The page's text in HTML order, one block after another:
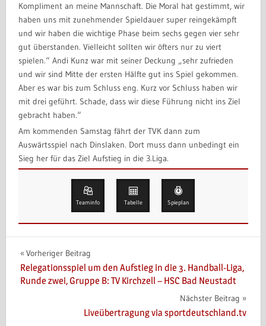
Kompliment an meine Mannschaft. Die Moral hat gestimmt, wir
haben uns mit zunehmender Spieldauer super reingekämpft
und wir haben die wichtige Phase beim sechs gegen vier sehr
gut überstanden. Vielleicht sollten wir öfters nur zu viert
spielen.“ Andi Kunz war mit seiner Deckung „sehr zufrieden
und wir sind Mitte der ersten Hälfte gut ins Spiel gekommen.
Aber es war bis zum Schluss eng. Kurz vor Schluss haben wir
mit drei geführt. Schade, dass wir diese Führung nicht ins Ziel
gebracht haben.“
Am kommenden Samstag fährt der TVK dann zum
Auswärtsspiel nach Dinslaken. Dort muss dann unbedingt ein
Sieg her für das Ziel Aufstieg in die 3.Liga.
Teaminfo Tabelle Spieplan
Beitragsnavigation
Vorheriger Beitrag
Relegationsspiel um den Aufstieg in die 3. Handball-Liga,
Runde zwei, Gruppe B: TV Kirchzell – HSC Bad Neustadt
Nächster Beitrag
Liveübertragung via sportdeutschland.tv